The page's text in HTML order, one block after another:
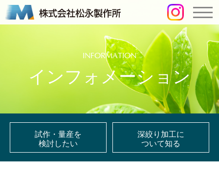
INFORMATION
インフォメーション
試作・量産を
検討したい
深絞り加工に
ついて知る